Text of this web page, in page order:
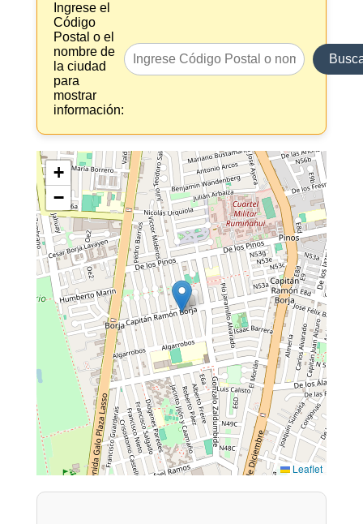
Ingrese el
Código
Postal o el
nombre de
la ciudad
para
mostrar
información:
+
−
Leaflet